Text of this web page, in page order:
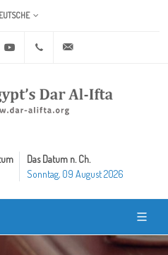
Twitter Youtube +20 2 25970400
Das Datum n. Ch.
Sonntag, 09 August 2026